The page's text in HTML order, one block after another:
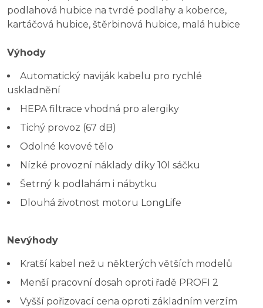
podlahová hubice na tvrdé podlahy a koberce,
kartáčová hubice, štěrbinová hubice, malá hubice
Výhody
Automatický naviják kabelu pro rychlé
uskladnění
HEPA filtrace vhodná pro alergiky
Tichý provoz (67 dB)
Odolné kovové tělo
Nízké provozní náklady díky 10l sáčku
Šetrný k podlahám i nábytku
Dlouhá životnost motoru LongLife
Nevýhody
Kratší kabel než u některých větších modelů
Menší pracovní dosah oproti řadě PROFI 2
Vyšší pořizovací cena oproti základním verzím